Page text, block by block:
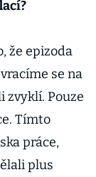
že epizoda
se na
zvyklí. Pouze
Tímto
práce,
plus